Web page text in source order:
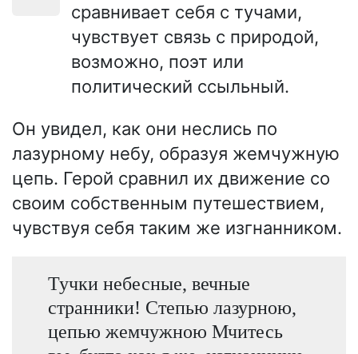
сравнивает себя с тучами,
чувствует связь с природой,
возможно, поэт или
политический ссыльный.
Он увидел, как они неслись по
лазурному небу, образуя жемчужную
цепь. Герой сравнил их движение со
своим собственным путешествием,
чувствуя себя таким же изгнанником.
Тучки небесные, вечные
странники! Степью лазурною,
цепью жемчужною Мчитесь